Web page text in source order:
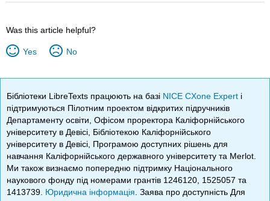
Was this article helpful?
Yes No
Бібліотеки LibreTexts працюють на базі NICE CXone Expert і
підтримуються Пілотним проектом відкритих підручників
Департаменту освіти, Офісом проректора Каліфорнійського
університету в Девісі, Бібліотекою Каліфорнійського
університету в Девісі, Програмою доступних рішень для
навчання Каліфорнійського державного університету та Merlot.
Ми також визнаємо попередню підтримку Національного
наукового фонду під номерами грантів 1246120, 1525057 та
1413739. Юридична інформація . Заява про доступність Для